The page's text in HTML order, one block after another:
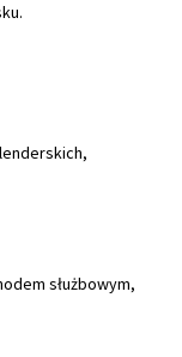
służbowym,